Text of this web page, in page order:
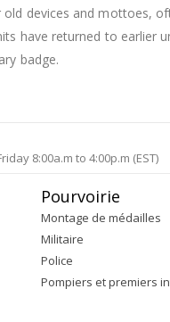
devices and mottoes,
have returned to earlier
badge.
8:00a.m to 4:00p.m (EST)
Pourvoirie
Montage de médailles
Militaire
Police
Pompiers et premiers